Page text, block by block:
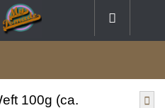
100g (ca.